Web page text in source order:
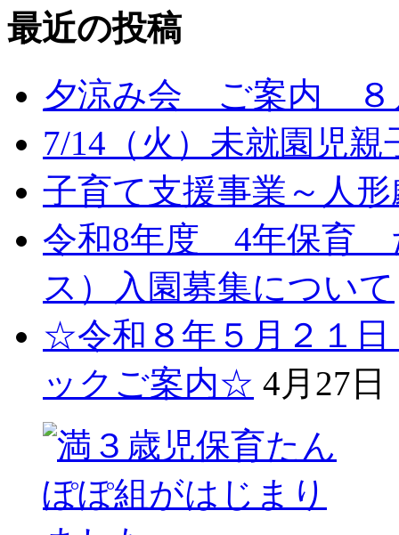
最近の投稿
夕涼み会 ご案内 ８
7/14（火）未就園児
子育て支援事業～人
令和8年度 4年保育
ス）入園募集について
☆令和８年５月２１
ックご案内☆ 4月27日